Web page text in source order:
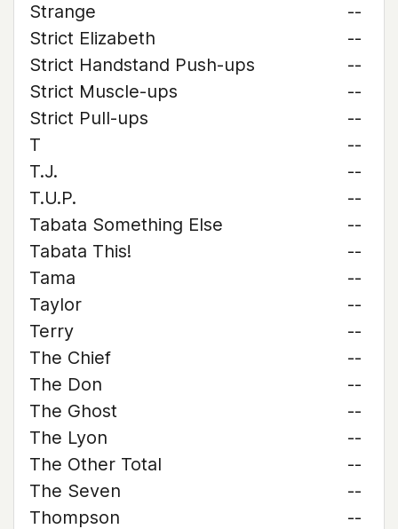
Strange
--
Strict Elizabeth
--
Strict Handstand Push-ups
--
Strict Muscle-ups
--
Strict Pull-ups
--
T
--
T.J.
--
T.U.P.
--
Tabata Something Else
--
Tabata This!
--
Tama
--
Taylor
--
Terry
--
The Chief
--
The Don
--
The Ghost
--
The Lyon
--
The Other Total
--
The Seven
--
Thompson
--